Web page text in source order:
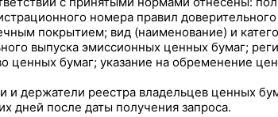
номера правил
покрытием; вид (наименование) и
выпуска эмиссионных ценных бумаг;
ценных бумаг; указание на обременение
и держатели реестра владельцев ценных
дней после даты получения запроса.